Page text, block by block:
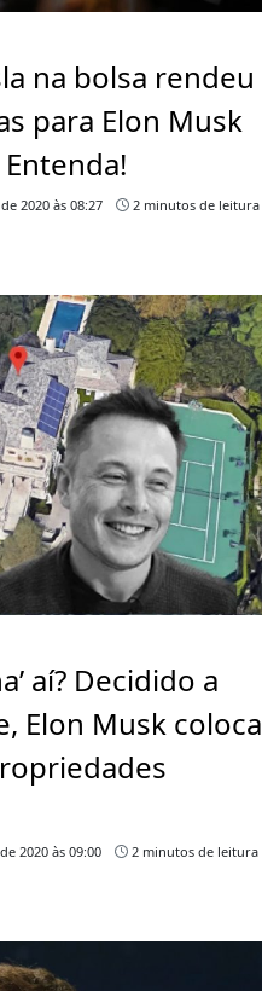
na bolsa rendeu
para Elon Musk
2020 às 08:27 2 minutos de leitura
aí? Decidido a
Elon Musk coloca
2020 às 09:00 2 minutos de leitura